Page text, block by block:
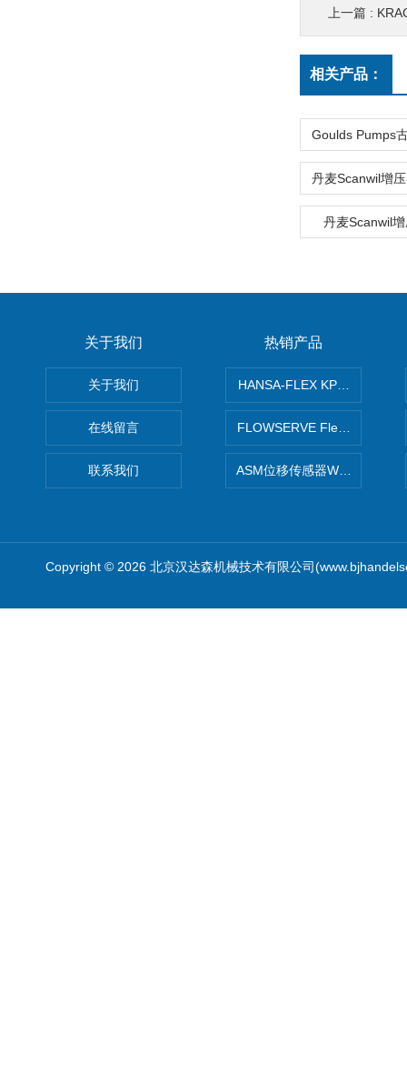
上一篇 :
相关产品：
丹麦Scanwil
关于我们
关于我们
在线留言
联系我们
热销产品
HANSA-FLEX KP100P紧凑
FLOWSERVE Flex Wedge闸
ASM位移传感器WS10-750
Copyright © 2026 北京汉达森机械技术有限公司